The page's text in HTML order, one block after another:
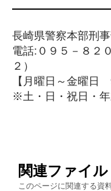
長崎県警察本部刑
電話:０９５－８２
２）
【月曜日～金曜
※土・日・祝日・年
関連ファイル
このページに関連する資